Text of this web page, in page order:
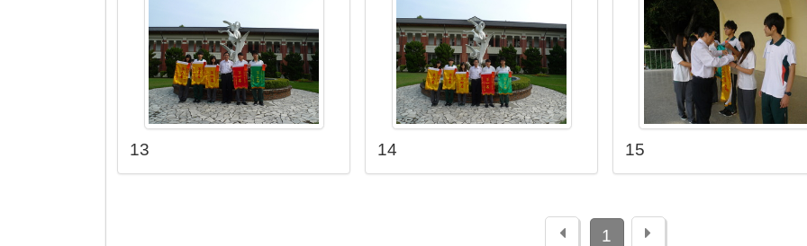
13 14 15
上一頁1 下一頁